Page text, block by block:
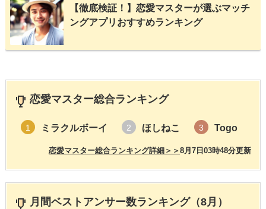
【徹底検証！】恋愛マスターが選ぶマッチ
ングアプリおすすめランキング
恋愛マスター総合ランキング
1 ミラクルボーイ 2 ほしねこ 3 Togo
8月7日03時48分更新
恋愛マスター総合ランキング詳細＞＞
月間ベストアンサー数ランキング（8月）